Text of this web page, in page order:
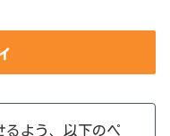
るよう、以下のペ